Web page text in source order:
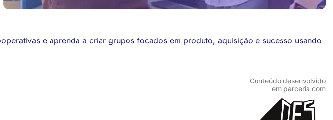
e aprenda a criar grupos focados em produto, aquisição e sucesso usando
Conteúdo desenvolvido
em parceria com